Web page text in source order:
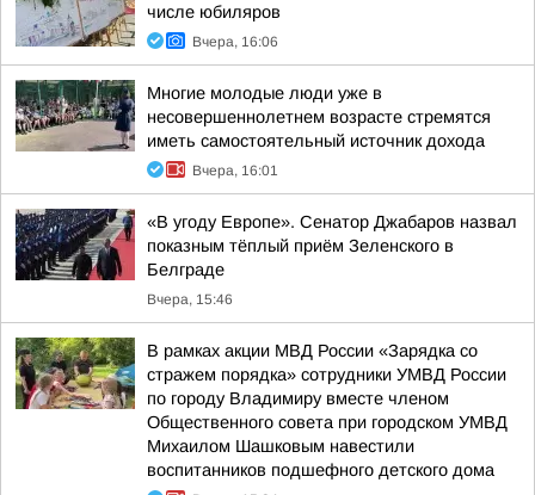
числе юбиляров
Вчера, 16:06
Многие молодые люди уже в
несовершеннолетнем возрасте стремятся
иметь самостоятельный источник дохода
Вчера, 16:01
«В угоду Европе». Сенатор Джабаров назвал
показным тёплый приём Зеленского в
Белграде
Вчера, 15:46
В рамках акции МВД России «Зарядка со
стражем порядка» сотрудники УМВД России
по городу Владимиру вместе членом
Общественного совета при городском УМВД
Михаилом Шашковым навестили
воспитанников подшефного детского дома